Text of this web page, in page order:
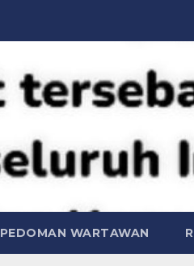
PEDOMAN WARTAWAN